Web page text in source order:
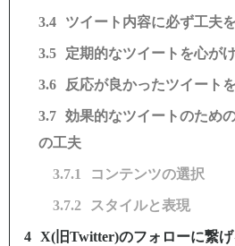
ツイート内容に必ず工夫
定期的なツイートを心が
反応が良かったツイート
効果的なツイートのため
の工夫
コンテンツの選択
スタイルと表現
X(旧Twitter)のフォローに繋